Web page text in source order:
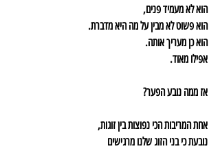
הוא לא מעמיד פנים,
הוא פשוט לא מבין על מה היא מדברת.
הוא כן מעריך אותה.
אפילו מאוד.
אז ממה נובע הפער?
אחת המריבות הכי נפוצות בין זוגות,
נובעת כי בני הזוג שלנו מרגישים